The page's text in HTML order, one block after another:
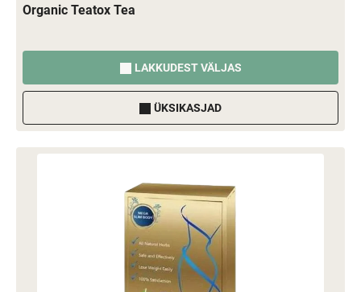
Organic Teatox Tea
LAKKUDEST VÄLJAS
ÜKSIKASJAD